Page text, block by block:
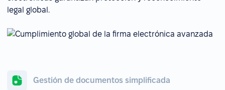
legal global.
Gestión de documentos simplificada